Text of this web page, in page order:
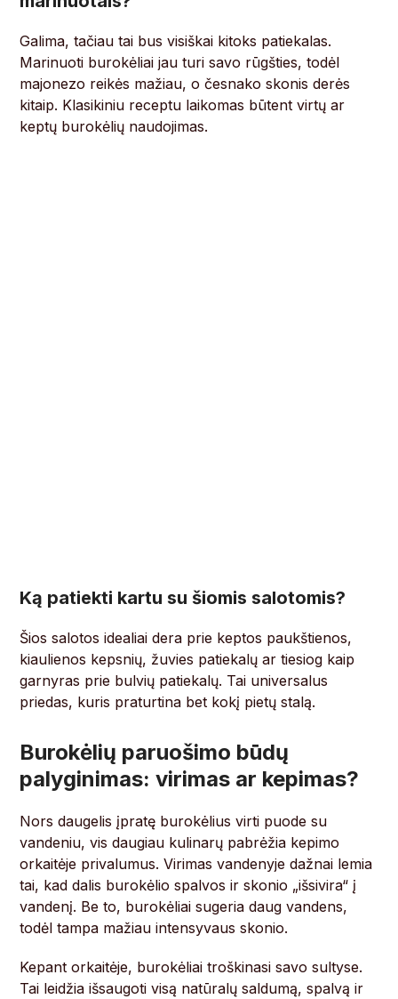
Galima, tačiau tai bus visiškai kitoks patiekalas.
Marinuoti burokėliai jau turi savo rūgšties, todėl
majonezo reikės mažiau, o česnako skonis derės
kitaip. Klasikiniu receptu laikomas būtent virtų ar
keptų burokėlių naudojimas.
Ką patiekti kartu su šiomis salotomis?
Šios salotos idealiai dera prie keptos paukštienos,
kiaulienos kepsnių, žuvies patiekalų ar tiesiog kaip
garnyras prie bulvių patiekalų. Tai universalus
priedas, kuris praturtina bet kokį pietų stalą.
Burokėlių paruošimo būdų
palyginimas: virimas ar kepimas?
Nors daugelis įpratę burokėlius virti puode su
vandeniu, vis daugiau kulinarų pabrėžia kepimo
orkaitėje privalumus. Virimas vandenyje dažnai lemia
tai, kad dalis burokėlio spalvos ir skonio „išsivira“ į
vandenį. Be to, burokėliai sugeria daug vandens,
todėl tampa mažiau intensyvaus skonio.
Kepant orkaitėje, burokėliai troškinasi savo sultyse.
Tai leidžia išsaugoti visą natūralų saldumą, spalvą ir